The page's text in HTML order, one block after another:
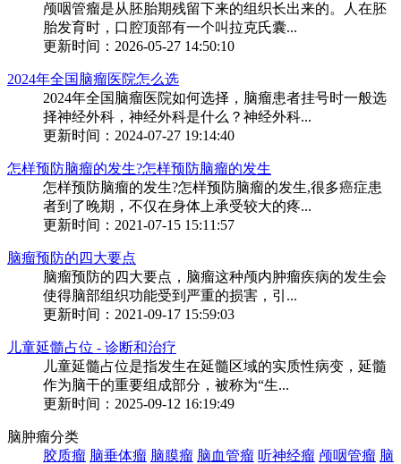
颅咽管瘤是从胚胎期残留下来的组织长出来的。人在胚
胎发育时，口腔顶部有一个叫拉克氏囊...
更新时间：2026-05-27 14:50:10
2024年全国脑瘤医院怎么选
2024年全国脑瘤医院如何选择，脑瘤患者挂号时一般选
择神经外科，神经外科是什么？神经外科...
更新时间：2024-07-27 19:14:40
怎样预防脑瘤的发生?怎样预防脑瘤的发生
怎样预防脑瘤的发生?怎样预防脑瘤的发生,很多癌症患
者到了晚期，不仅在身体上承受较大的疼...
更新时间：2021-07-15 15:11:57
脑瘤预防的四大要点
脑瘤预防的四大要点，脑瘤这种颅内肿瘤疾病的发生会
使得脑部组织功能受到严重的损害，引...
更新时间：2021-09-17 15:59:03
儿童延髓占位 - 诊断和治疗
儿童延髓占位是指发生在延髓区域的实质性病变，延髓
作为脑干的重要组成部分，被称为“生...
更新时间：2025-09-12 16:19:49
脑肿瘤分类
胶质瘤 脑垂体瘤 脑膜瘤 脑血管瘤 听神经瘤 颅咽管瘤 脑